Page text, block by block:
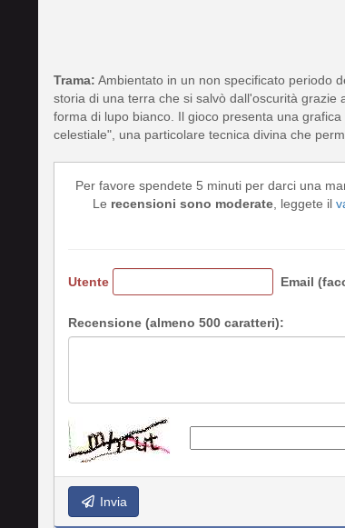
Trama: Ambientato in un non specificato periodo
storia di una terra che si salvò dall'oscurità
forma di lupo bianco. Il gioco presenta una
celestiale", una particolare tecnica divina che
Per favore spendete 5 minuti per darci una
Le recensioni sono moderate , leggete il
Utente Email
Recensione (almeno 500 caratteri):
Invia